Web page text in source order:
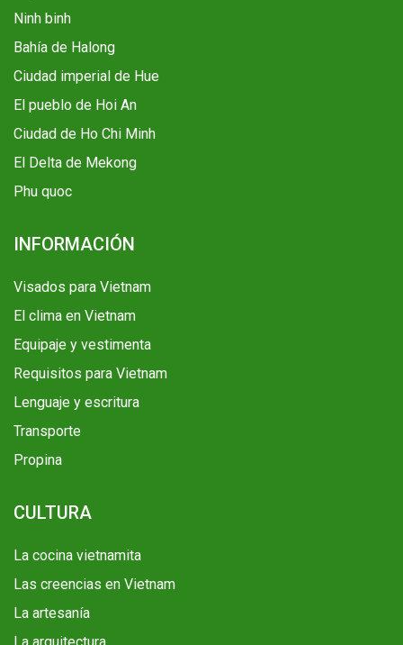
Ninh binh
Bahía de Halong
Ciudad imperial de Hue
El pueblo de Hoi An
Ciudad de Ho Chi Minh
El Delta de Mekong
Phu quoc
INFORMACIÓN
Visados para Vietnam
El clima en Vietnam
Equipaje y vestimenta
Requisitos para Vietnam
Lenguaje y escritura
Transporte
Propina
CULTURA
La cocina vietnamita
Las creencias en Vietnam
La artesanía